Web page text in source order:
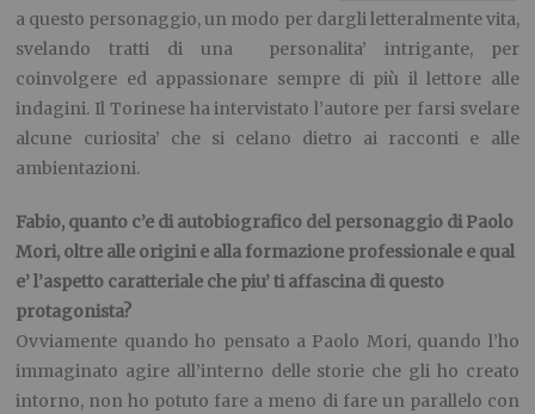
a questo personaggio, un modo per dargli letteralmente vita,
svelando tratti di una personalita’ intrigante, per
coinvolgere ed appassionare sempre di più il lettore alle
indagini. Il Torinese ha intervistato l’autore per farsi svelare
alcune curiosita’ che si celano dietro ai racconti e alle
ambientazioni.
Fabio, quanto c’e di autobiografico del personaggio di Paolo
Mori, oltre alle origini e alla formazione professionale e qual
e’ l’aspetto caratteriale che piu’ ti affascina di questo
protagonista?
Ovviamente quando ho pensato a Paolo Mori, quando l’ho
immaginato agire all’interno delle storie che gli ho creato
intorno, non ho potuto fare a meno di fare un parallelo con